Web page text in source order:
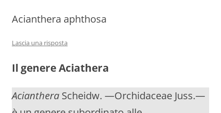
Acianthera aphthosa
Lascia una risposta
Il genere Aciathera
Acianthera Scheidw. —Orchidaceae Juss.—